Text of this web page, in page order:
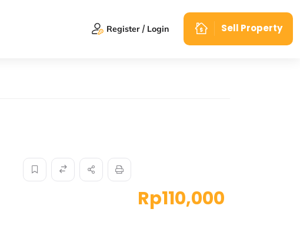
Register Login Sell Property
Rp110,000